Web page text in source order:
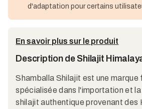
d'adaptation pour certains
En savoir plus sur le produit
Description de Shilajit
Shamballa Shilajit est une marque
spécialisée dans l'importation et
shilajit authentique provenant des